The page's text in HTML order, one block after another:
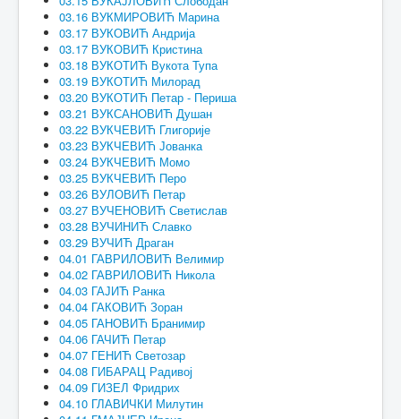
03.16 ВУКМИРОВИЋ Марина
03.17 ВУКОВИЋ Андрија
03.17 ВУКОВИЋ Кристина
03.18 ВУКОТИЋ Вукота Тупа
03.19 ВУКОТИЋ Милорад
03.20 ВУКОТИЋ Петар - Периша
03.21 ВУКСАНОВИЋ Душан
03.22 ВУКЧЕВИЋ Глигорије
03.23 ВУКЧЕВИЋ Јованка
03.24 ВУКЧЕВИЋ Момо
03.25 ВУКЧЕВИЋ Перо
03.26 ВУЛОВИЋ Петар
03.27 ВУЧЕНОВИЋ Светислав
03.28 ВУЧИНИЋ Славко
03.29 ВУЧИЋ Драган
04.01 ГАВРИЛОВИЋ Велимир
04.02 ГАВРИЛОВИЋ Никола
04.03 ГАЈИЋ Ранка
04.04 ГАКОВИЋ Зоран
04.05 ГАНОВИЋ Бранимир
04.06 ГАЧИЋ Петар
04.07 ГЕНИЋ Светозар
04.08 ГИБАРАЦ Радивој
04.09 ГИЗЕЛ Фридрих
04.10 ГЛАВИЧКИ Милутин